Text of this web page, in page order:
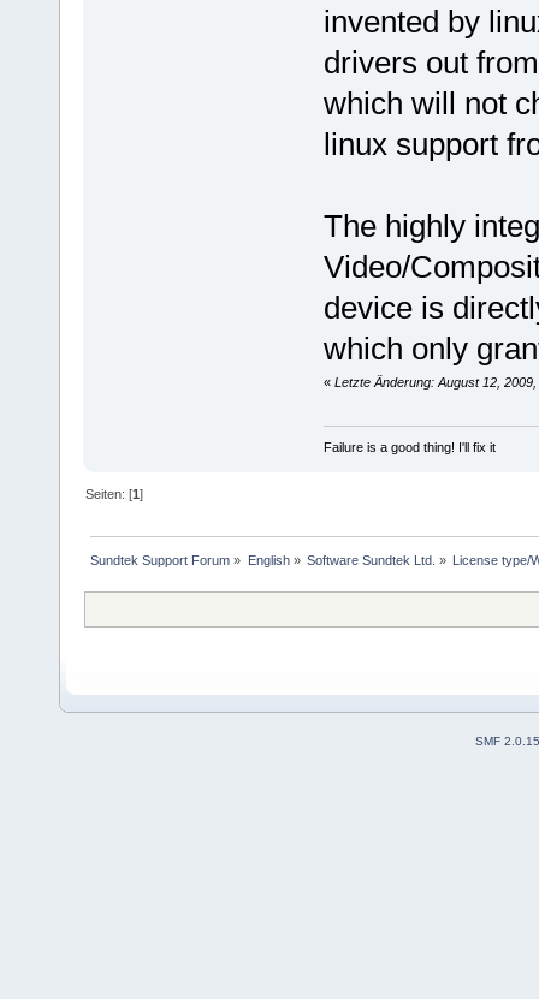
invented by
drivers out
which will not
linux support
The highly
Video/
device is
which only
« Letzte Änderung: August 12,
Failure is a good thing! I'll fix it
Seiten: [1]
Sundtek Support Forum » English» Software Sundtek Ltd. » License type/
SMF 2.0.15